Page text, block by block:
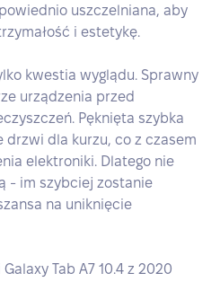
uszczelniana, aby
i estetykę.
kwestia wyglądu. Sprawny
urządzenia przed
Pęknięta szybka
drzwi dla kurzu, co z czasem
elektroniki. Dlatego nie
- im szybciej zostanie
na uniknięcie
Tab A7 10.4 z 2020